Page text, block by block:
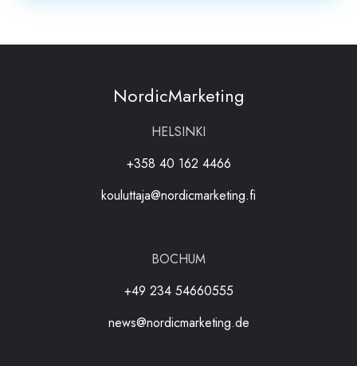
NordicMarketing
HELSINKI
+358 40 162 4466
kouluttaja@nordicmarketing.fi
BOCHUM
+49 234 54660555
news@nordicmarketing.de